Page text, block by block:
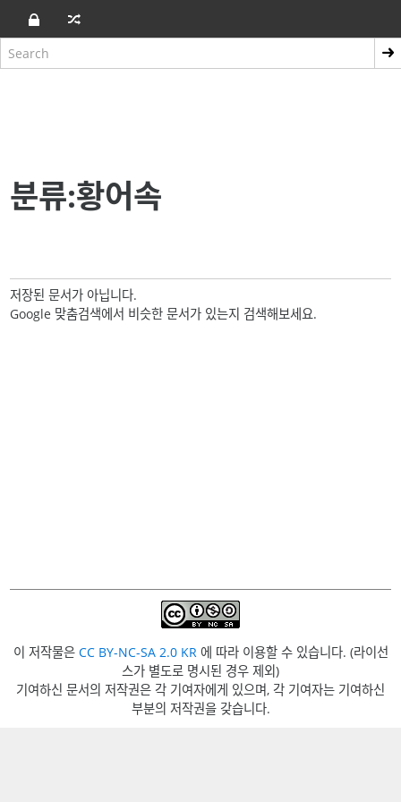
분류:황어속
저장된 문서가 아닙니다.
Google 맞춤검색에서 비슷한 문서가 있는지 검색해보세요.
이 저작물은 CC BY-NC-SA 2.0 KR 에 따라 이용할 수 있습니다. (라이선
스가 별도로 명시된 경우 제외)
기여하신 문서의 저작권은 각 기여자에게 있으며, 각 기여자는 기여하신
부분의 저작권을 갖습니다.